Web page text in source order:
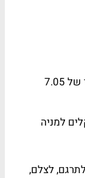
2. מיקום הוראה לקטיעת הפסד סביב מחיר של 7.05
לצלם,